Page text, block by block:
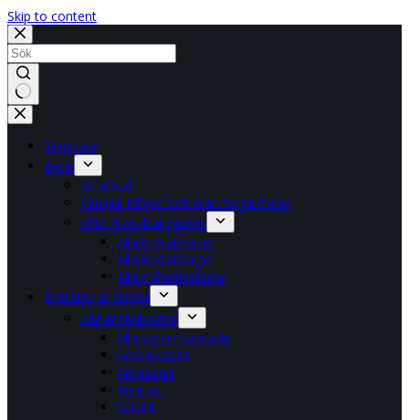
Skip to content
No
results
Startsida
Butik
Se utbud
Vanliga frågor och svar mega meny
Våra huvudkategorier
Alla kristallsorter
Alla kristallfärger
Alla månadsstenar
Kristaller & stenar
Alla kristallsorter
Alla sorter samlade
Rosenkvarts
Amazonit
Ametist
Selenit